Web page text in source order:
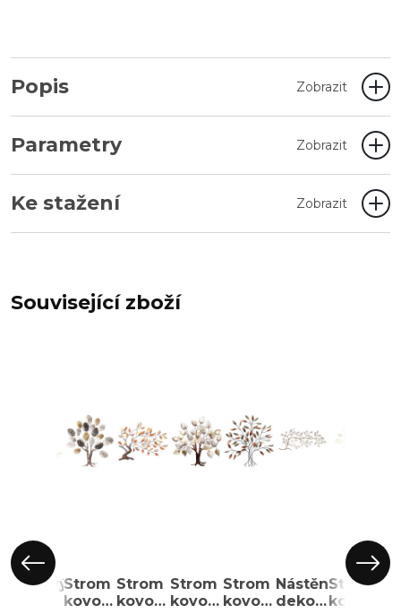
Popis Zobrazit
Parametry Zobrazit
Ke stažení Zobrazit
Související zboží
KovovýStrom
kovový
Strom
kovový
Strom
kovový
Strom
kovový
Nástěnná
dekorace
Strom
kovový